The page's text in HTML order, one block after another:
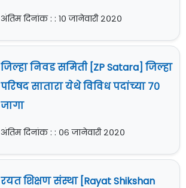
अंतिम दिनांक : : १० जानेवारी २०२०
जिल्हा निवड समिती [ZP Satara] जिल्हा
परिषद सातारा येथे विविध पदांच्या ७०
जागा
अंतिम दिनांक : : ०६ जानेवारी २०२०
रयत शिक्षण संस्था [Rayat Shikshan